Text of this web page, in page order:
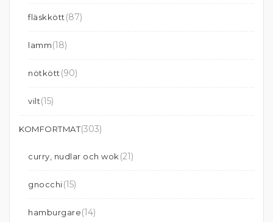
fläskkött (87)
lamm(18)
nötkött (90)
vilt(15)
KOMFORTMAT(303)
curry, nudlar och wok (21)
gnocchi(15)
hamburgare(14)